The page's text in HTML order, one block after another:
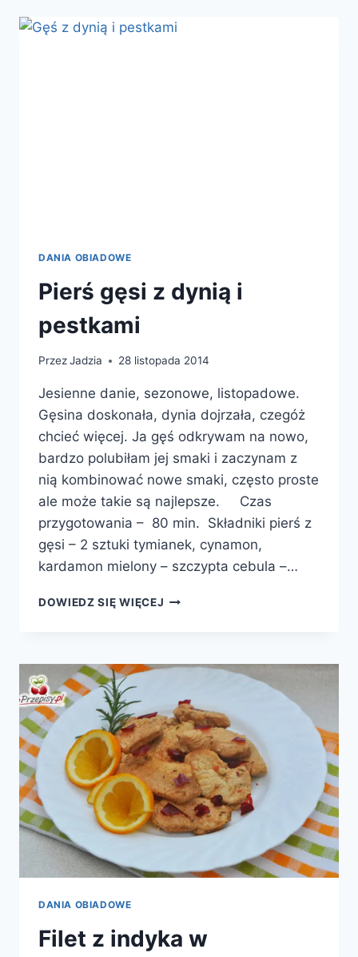
I
DANIA OBIADOWE
Pierś gęsi z dynią i
pestkami
PrzezJadzia 28 listopada 2014
Jesienne danie, sezonowe, listopadowe.
Gęsina doskonała, dynia dojrzała, czegóż
chcieć więcej. Ja gęś odkrywam na nowo,
bardzo polubiłam jej smaki i zaczynam z
nią kombinować nowe smaki, często proste
ale może takie są najlepsze. Czas
przygotowania – 80 min. Składniki pierś z
gęsi – 2 sztuki tymianek, cynamon,
kardamon mielony – szczypta cebula –…
DOWIEDZ SIĘ WIĘCEJ PIERŚ
I
DANIA OBIADOWE
Filet z indyka w